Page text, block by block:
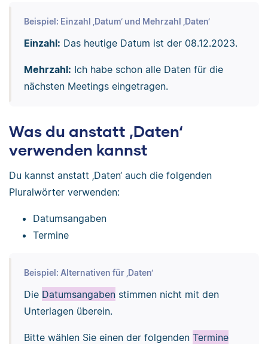
Beispiel: Einzahl ‚Datum‘ und Mehrzahl ‚Daten‘
Einzahl: Das heutige Datum ist der 08.12.2023.
Mehrzahl: Ich habe schon alle Daten für die
nächsten Meetings eingetragen.
Was du anstatt ‚Daten‘
verwenden kannst
Du kannst anstatt ‚Daten‘ auch die folgenden
Pluralwörter verwenden:
Datumsangaben
Termine
Beispiel: Alternativen für ‚Daten‘
Die Datumsangabenstimmen nicht mit den
Unterlagen überein.
Bitte wählen Sie einen der folgenden Termine